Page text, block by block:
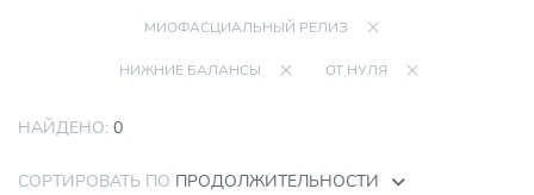
МИОФАСЦИАЛЬНЫЙ РЕЛИЗ
НИЖНИЕ БАЛАНСЫ ОТ НУЛЯ
НАЙДЕНО: 0
СОРТИРОВАТЬ ПО ПРОДОЛЖИТЕЛЬНОСТИ